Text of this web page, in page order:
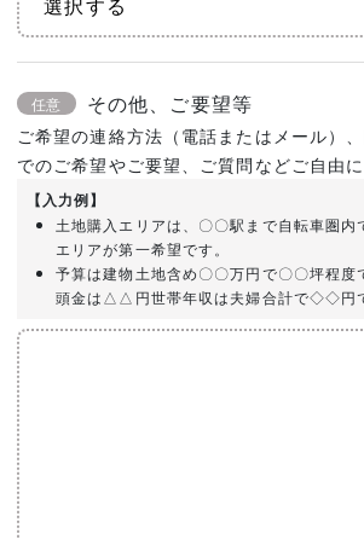
任意 その他、ご要望等
ご希望の連絡方法（電話またはメール）
でのご希望やご要望、ご質問などご自由に
【入力例】
土地購入エリアは、〇〇駅まで自転車圏内
エリアが第一希望です。
予算は建物土地含め〇〇万円で〇〇坪程度
頭金は△△円世帯年収は夫婦合計で◇◇円